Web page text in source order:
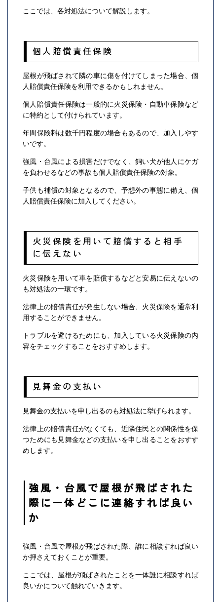
ここでは、各対処法について解説します。
個人賠償責任保険
屋根が飛ばされて隣の車に傷を付けてしまった場合、個
人賠償責任保険を利用できるかもしれません。
個人賠償責任保険は一般的に火災保険・自動車保険など
に特約として付けられています。
年間保険料は数千円程度の場合もあるので、加入しやす
いです。
強風・台風による損害だけでなく、飼い犬が他人にケガ
を負わせるなどの事故も個人賠償責任保険の対象。
子供も補償の対象となるので、予想外の事態に備え、個
人賠償責任保険に加入してください。
火災保険を用いて賠償すると相手
に伝えない
火災保険を用いて車を賠償するなどと安易に伝えないの
も対処法の一環です。
法律上の賠償責任が発生しない場合、火災保険を通常利
用することができません。
トラブルを避けるためにも、加入している火災保険の内
容をチェックすることをおすすめします。
見舞金の支払い
見舞金の支払いを申し出るのも対処法に挙げられます。
法律上の賠償責任がなくても、近隣住民との関係性を保
つためにも見舞金などの支払いを申し出ることをおすす
めします。
強風・台風で屋根が飛ばされた
際に一体どこに連絡すれば良い
か
強風・台風で屋根が飛ばされた際、誰に相談すれば良い
か押さえておくことが重要。
ここでは、屋根が飛ばされたことを一体誰に相談すれば
良いかについて触れていきます。